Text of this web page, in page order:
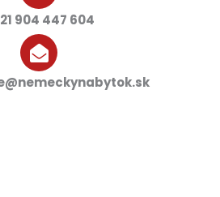
904 447 604